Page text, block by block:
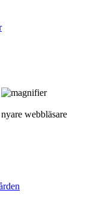
webbläsare